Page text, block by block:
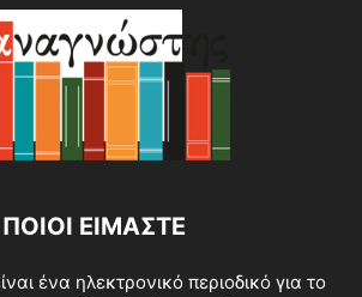
ΠΟΙΟΙ ΕΙΜΑΣΤΕ
ένα ηλεκτρονικό περιοδικό για το